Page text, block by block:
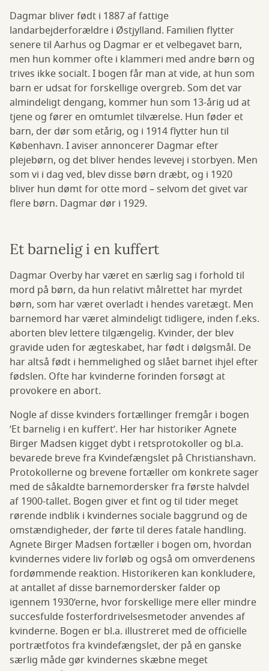
Dagmar bliver født i 1887 af fattige
landarbejderforældre i Østjylland. Familien flytter
senere til Aarhus og Dagmar er et velbegavet barn,
men hun kommer ofte i klammeri med andre børn og
trives ikke socialt. I bogen får man at vide, at hun som
barn er udsat for forskellige overgreb. Som det var
almindeligt dengang, kommer hun som 13-årig ud at
tjene og fører en omtumlet tilværelse. Hun føder et
barn, der dør som etårig, og i 1914 flytter hun til
København. I aviser annoncerer Dagmar efter
plejebørn, og det bliver hendes levevej i storbyen. Men
som vi i dag ved, blev disse børn dræbt, og i 1920
bliver hun dømt for otte mord – selvom det givet var
flere børn. Dagmar dør i 1929.
Et barnelig i en kuffert
Dagmar Overby har været en særlig sag i forhold til
mord på børn, da hun relativt målrettet har myrdet
børn, som har været overladt i hendes varetægt. Men
barnemord har været almindeligt tidligere, inden f.eks.
aborten blev lettere tilgængelig. Kvinder, der blev
gravide uden for ægteskabet, har født i dølgsmål. De
har altså født i hemmelighed og slået barnet ihjel efter
fødslen. Ofte har kvinderne forinden forsøgt at
provokere en abort.
Nogle af disse kvinders fortællinger fremgår i bogen
’Et barnelig i en kuffert’. Her har historiker Agnete
Birger Madsen kigget dybt i retsprotokoller og bl.a.
bevarede breve fra Kvindefængslet på Christianshavn.
Protokollerne og brevene fortæller om konkrete sager
med de såkaldte barnemordersker fra første halvdel
af 1900-tallet. Bogen giver et fint og til tider meget
rørende indblik i kvindernes sociale baggrund og de
omstændigheder, der førte til deres fatale handling.
Agnete Birger Madsen fortæller i bogen om, hvordan
kvindernes videre liv forløb og også om omverdenens
fordømmende reaktion. Historikeren kan konkludere,
at antallet af disse barnemordersker falder op
igennem 1930’erne, hvor forskellige mere eller mindre
succesfulde fosterfordrivelsesmetoder anvendes af
kvinderne. Bogen er bl.a. illustreret med de officielle
portrætfotos fra kvindefængslet, der på en ganske
særlig måde gør kvindernes skæbne meget